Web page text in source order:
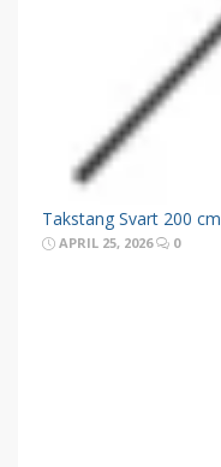
Takstang Svart 200 cm
APRIL 25, 2026 0